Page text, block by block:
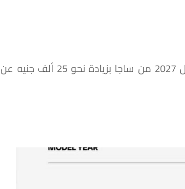
قررت بروتون طرح سيارة بروتون ساجا بريميم موديل 2027 من ساجا بزيادة نحو 25 ألف جنيه عن